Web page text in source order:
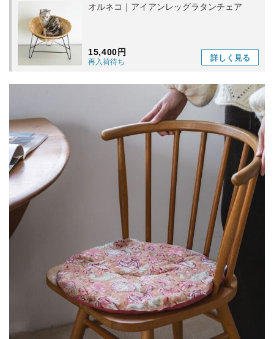
オルネコ｜アイアンレッグラタンチェア
15,400円
再入荷待ち 詳しく 見る